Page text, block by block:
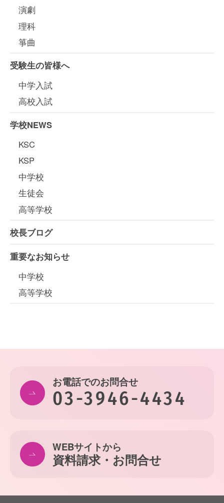
演劇
理科
箏曲
受験生の皆様へ
中学入試
高校入試
学校NEWS
KSC
KSP
中学校
生徒会
高等学校
校長ブログ
重要なお知らせ
中学校
高等学校
お電話でのお問合せ
03-3946-4434
WEBサイトから
資料請求・お問合せ